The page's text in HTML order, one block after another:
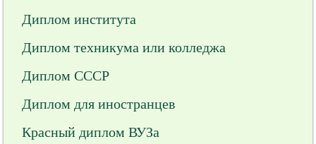
Диплом института
Диплом техникума или колледжа
Диплом СССР
Диплом для иностранцев
Красный диплом ВУЗа